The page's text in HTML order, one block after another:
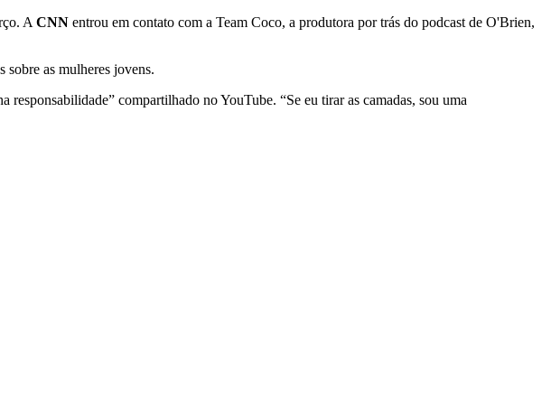
A CNN entrou em contato com a Team Coco, a produtora por trás do podcast de O'Brien,
sobre as mulheres jovens.
compartilhado no YouTube. “Se eu tirar as camadas, sou uma